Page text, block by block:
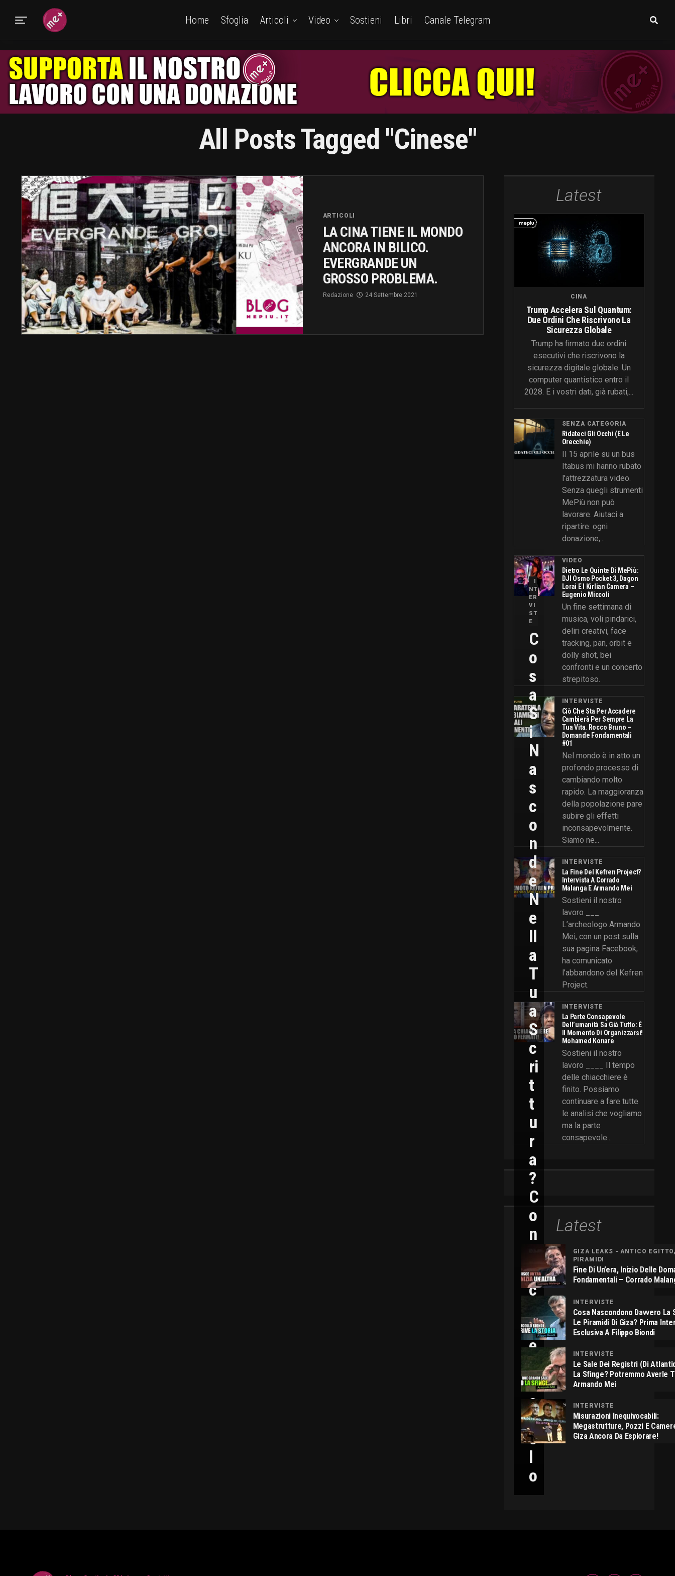
Home Sfoglia Articoli Video Sostieni Libri Canale Telegram
All Posts Tagged "cinese"
ARTICOLI
LA CINA TIENE IL MONDO
ANCORA IN BILICO.
EVERGRANDE UN
GROSSO PROBLEMA.
Redazione 24 Settembre 2021
Latest
CINA
Trump Accelera Sul Quantum:
Due Ordini Che Riscrivono La
Sicurezza Globale
Trump ha firmato due ordini
esecutivi che riscrivono la
sicurezza digitale globale. Un
computer quantistico entro il
2028. E i vostri dati, già rubati,...
SENZA CATEGORIA
Ridateci Gli Occhi (e Le
Orecchie)
Il 15 aprile su un bus
Itabus mi hanno rubato
l'attrezzatura video.
Senza quegli strumenti
MePiù non può
lavorare. Aiutaci a
ripartire: ogni
donazione,...
VIDEO
Dietro Le Quinte Di MePiù:
DJI Osmo Pocket 3, Dagon
Lorai E I Kirlian Camera –
Eugenio Miccoli
Un fine settimana di
musica, voli pindarici,
deliri creativi, face
tracking, pan, orbit e
dolly shot, bei
confronti e un concerto
strepitoso.
INTERVISTE
Ciò Che Sta Per Accadere
Cambierà Per Sempre La
Tua Vita. Rocco Bruno –
Domande Fondamentali
#01
Nel mondo è in atto un
profondo processo di
cambiando molto
rapido. La maggioranza
della popolazione pare
subire gli effetti
inconsapevolmente.
Siamo ne...
INTERVISTE
La Fine Del Kefren Project?
Intervista A Corrado
Malanga E Armando Mei
Sostieni il nostro
lavoro ___
L’archeologo Armando
Mei, con un post sulla
sua pagina Facebook,
ha comunicato
l’abbandono del Kefren
Project.
INTERVISTE
La Parte Consapevole
Dell’umanità Sa Già Tutto: È
Il Momento Di Organizzarsi!
Mohamed Konare
Sostieni il nostro
lavoro ____ Il tempo
delle chiacchiere è
finito. Possiamo
continuare a fare tutte
le analisi che vogliamo
ma la parte
consapevole...
Latest
I
NT
ER
VI
ST
E
C
O
S
A
S
I
N
A
S
C
O
N
D
E
N
E
Ll
A
T
U
A
S
C
Ri
T
T
U
R
A
?
C
O
N
I
C
L
E
C
I
C
C
O
L
O
GIZA LEAKS - ANTICO
PIRAMIDI
Fine Di Un’era, Inizio Delle
Fondamentali – Corrado
INTERVISTE
Cosa Nascondono Davvero La
Le Piramidi Di Giza? Prima
Esclusiva A Filippo Biondi
INTERVISTE
Le Sale Dei Registri (di
La Sfinge? Potremmo Averle
Armando Mei
INTERVISTE
Misurazioni Inequivocabili:
Megastrutture, Pozzi E
Giza Ancora Da Esplorare!